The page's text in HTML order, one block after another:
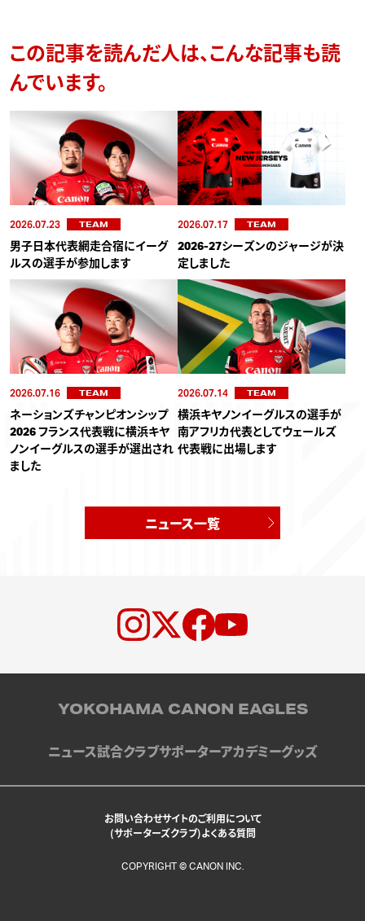
この記事を読んだ人は、こんな記事も読
んでいます。
2026.07.23 TEAM
男子日本代表網走合宿にイーグ
ルスの選手が参加します
2026.07.17 TEAM
2026-27シーズンのジャージが決
定しました
2026.07.16 TEAM
ネーションズチャンピオンシップ
2026 フランス代表戦に横浜キヤ
ノンイーグルスの選手が選出され
ました
2026.07.14 TEAM
横浜キヤノンイーグルスの選手が
南アフリカ代表としてウェールズ
代表戦に出場します
ニュース一覧
YOKOHAMA CANON EAGLES
ニュース試合クラブサポーターアカデミーグッズ
お問い合わせサイトのご利用について
(サポーターズクラブ)よくある質問
COPYRIGHT © CANON INC.